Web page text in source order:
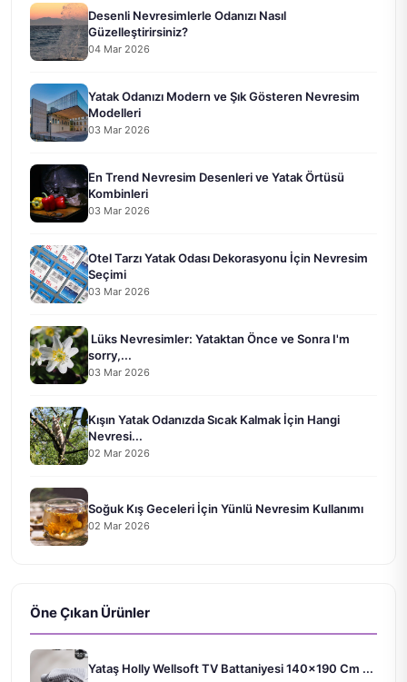
Desenli Nevresimlerle Odanızı Nasıl
Güzelleştirirsiniz?
04 Mar 2026
Yatak Odanızı Modern ve Şık Gösteren Nevresim
Modelleri
03 Mar 2026
En Trend Nevresim Desenleri ve Yatak Örtüsü
Kombinleri
03 Mar 2026
Otel Tarzı Yatak Odası Dekorasyonu İçin Nevresim
Seçimi
03 Mar 2026
Lüks Nevresimler: Yataktan Önce ve Sonra I'm
sorry,...
03 Mar 2026
Kışın Yatak Odanızda Sıcak Kalmak İçin Hangi
Nevresi...
02 Mar 2026
Soğuk Kış Geceleri İçin Yünlü Nevresim Kullanımı
02 Mar 2026
Öne Çıkan Ürünler
Yataş Holly Wellsoft TV Battaniyesi 140x190 Cm ...